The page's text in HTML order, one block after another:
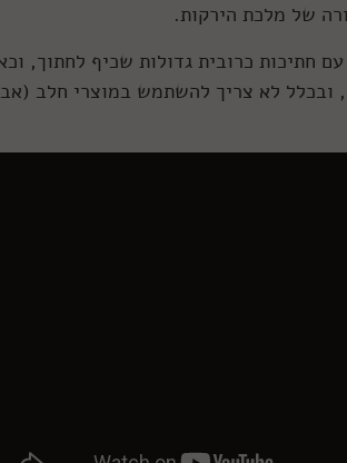
של מלכת הירקות.
חתיכות כרובית גדולות שכיף לחתוך,
ובכלל לא צריך להשתמש במוצרי חלב